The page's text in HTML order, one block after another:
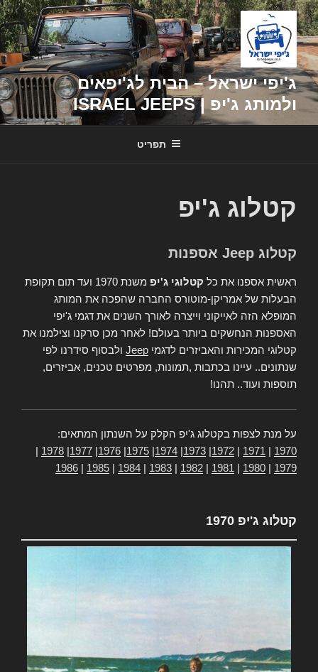
דילוג
לתוכן
ג'יפי ישראל – הבית לג'יפאים
ולמותג ג'יפ | ISRAEL JEEPS
תפריט
קטלוג ג'יפ
קטלוג Jeep אספנות
ראשית אספנו את כל קטלוגי ג'יפ
משנת 1970 ועד תום תקופת
הבעלות של אמריקן-מוטורס החברה שהפכה את המותג
המופלא הזה לאייקוני וייצרה לאורך השנים את דגמי ג'יפי
האספנות הנחשקים ביותר בעולם! לאחר מכן סרקנו וצילמנו את
קטלוגי המכירות והאביזרים לדגמי Jeep ולבסוף סידרנו לפי
שנתונים.. עיינו בכתבות ,תמונות, מפרטים טכנים, אביזרים,
תוספות ועוד.. תהנו!
על מנת לצפות בקטלוג ג'יפ הקלק על השנתון המתאים:
1970
1971
1972
1973
1974
1975
1976
1977
1978
1979
1980
1981
1982
1983
1984
1985
1986
קטלוג ג'יפ 1970